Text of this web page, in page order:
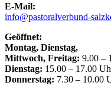
E-Mail:
info@pastoralverbund-
Geöffnet:
Montag, Dienstag,
Mittwoch, Freitag: 9.00 –
Dienstag: 15.00 – 17.00
Donnerstag: 7.30 – 10.00